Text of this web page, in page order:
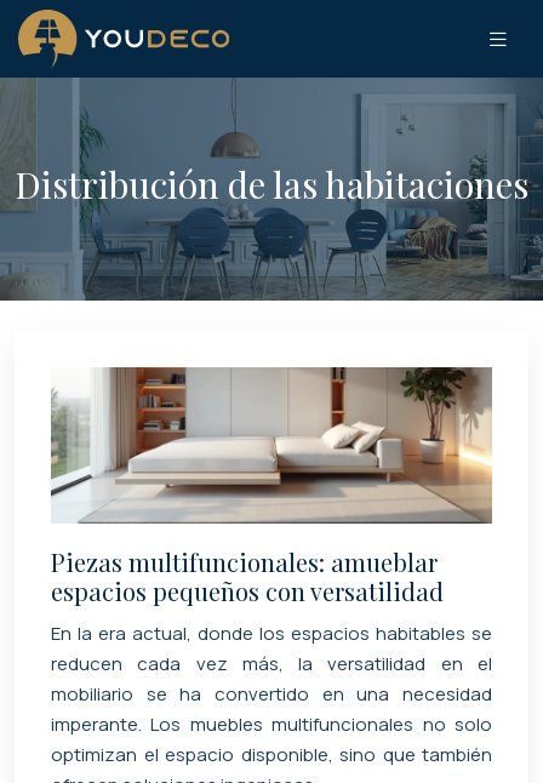
Distribución de las habitaciones
Piezas multifuncionales: amueblar
espacios pequeños con versatilidad
En la era actual, donde los espacios habitables se
reducen cada vez más, la versatilidad en el
mobiliario se ha convertido en una necesidad
imperante. Los muebles multifuncionales no solo
optimizan el espacio disponible, sino que también